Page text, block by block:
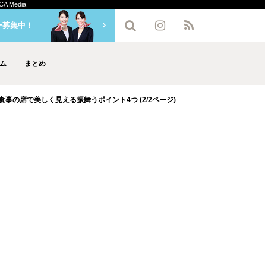
Media
まとめ
集中！
事の席で美しく見える振舞うポイント4つ (2/2ページ)